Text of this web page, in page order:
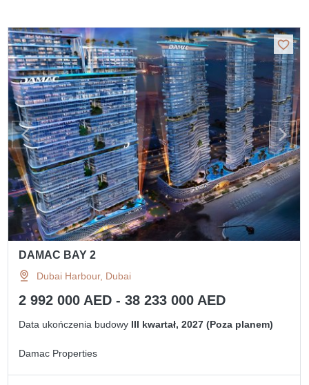
DAMAC BAY 2
Dubai Harbour, Dubai
2 992 000 AED - 38 233 000 AED
Data ukończenia budowy III kwartał, 2027 (Poza planem)
Damac Properties